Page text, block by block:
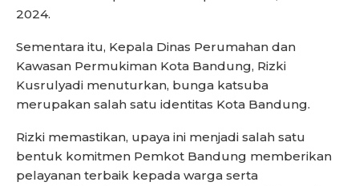
2024.
Sementara itu, Kepala Dinas Perumahan dan
Kawasan Permukiman Kota Bandung, Rizki
Kusrulyadi menuturkan, bunga katsuba
merupakan salah satu identitas Kota Bandung.
Rizki memastikan, upaya ini menjadi salah satu
bentuk komitmen Pemkot Bandung memberikan
pelayanan terbaik kepada warga serta